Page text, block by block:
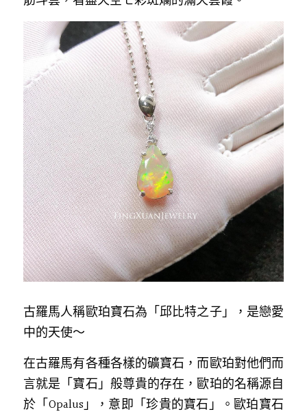
古羅馬人稱歐珀寶石為「邱比特之子」，是戀愛
中的天使～
在古羅馬有各種各樣的礦寶石，而歐珀對他們而
言就是「寶石」般尊貴的存在，歐珀的名稱源自
於「Opalus」，意即「珍貴的寶石」。歐珀寶石